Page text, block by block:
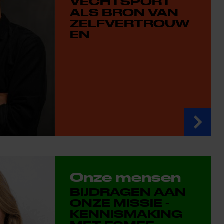
ALS BRON VAN
ZELFVERTROUW
EN
Onze mensen
BIJDRAGEN AAN
ONZE MISSIE -
KENNISMAKING